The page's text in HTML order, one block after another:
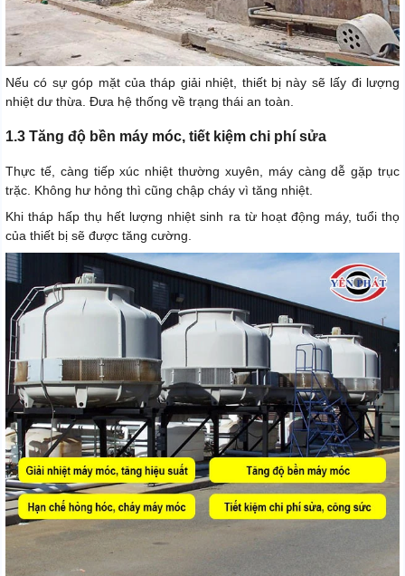
Nếu có sự góp mặt của tháp giải nhiệt, thiết bị này sẽ lấy đi lượng
nhiệt dư thừa. Đưa hệ thống về trạng thái an toàn.
1.3 Tăng độ bền máy móc, tiết kiệm chi phí sửa
Thực tế, càng tiếp xúc nhiệt thường xuyên, máy càng dễ gặp trục
trặc. Không hư hỏng thì cũng chập cháy vì tăng nhiệt.
Khi tháp hấp thụ hết lượng nhiệt sinh ra từ hoạt động máy, tuổi thọ
của thiết bị sẽ được tăng cường.